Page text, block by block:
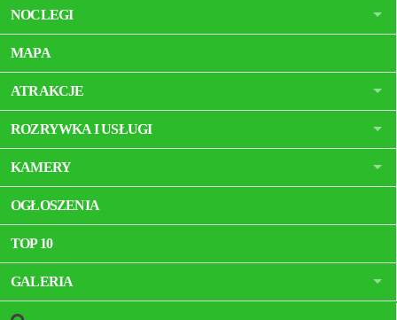
NOCLEGI
MAPA
ATRAKCJE
ROZRYWKA I USŁUGI
KAMERY
OGŁOSZENIA
TOP 10
GALERIA